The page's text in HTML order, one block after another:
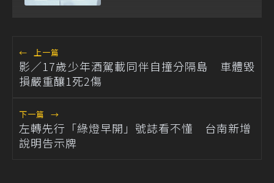
← 上一篇
影／17歲少年酒駕載同伴自撞分隔島 車體毀
損嚴重釀1死2傷
下一篇 →
左轉先行「綠燈早開」號誌看不懂 台南新增
說明告示牌